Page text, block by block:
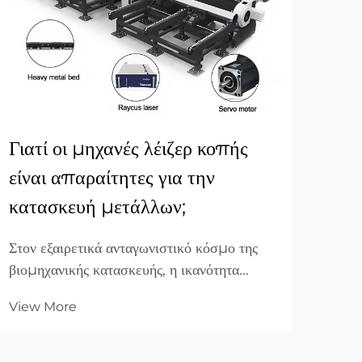
Γιατί οι μηχανές λέιζερ κοπής
είναι απαραίτητες για την
κατασκευή μετάλλων;
Στον εξαιρετικά ανταγωνιστικό κόσμο της
βιομηχανικής κατασκευής, η ικανότητα
εξαρτήματα υψηλής ακρίβειας αποτελεί τον
View More